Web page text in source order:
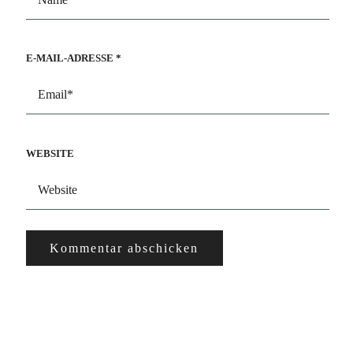
E-MAIL-ADRESSE *
WEBSITE